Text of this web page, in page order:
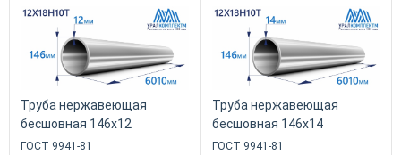
Труба нержавеющая
бесшовная 146х12
ГОСТ 9941-81
Труба нержавеющая
бесшовная 146х14
ГОСТ 9941-81